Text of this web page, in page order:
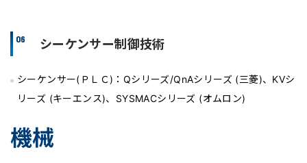
06 シーケンサー制御技術
シーケンサー(ＰＬＣ)：Qシリーズ/QnAシリーズ (三菱)、KVシ
リーズ (キーエンス)、SYSMACシリーズ (オムロン)
機械